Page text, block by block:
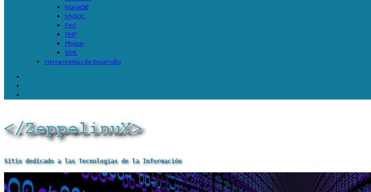
MariaDB
MySQL
Perl
PHP
Phyton
XML
Herramientas de desarrollo
Sitio dedicado a las Tecnologías de la Información